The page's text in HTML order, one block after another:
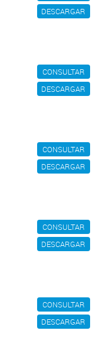
DESCARGAR
CONSULTAR
DESCARGAR
CONSULTAR
DESCARGAR
CONSULTAR
DESCARGAR
CONSULTAR
DESCARGAR